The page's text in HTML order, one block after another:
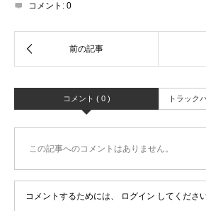
コメント: 0
コメント ( 0 ) トラック
この記事へのコメントはありません。
コメントするためには、 ログイン してください